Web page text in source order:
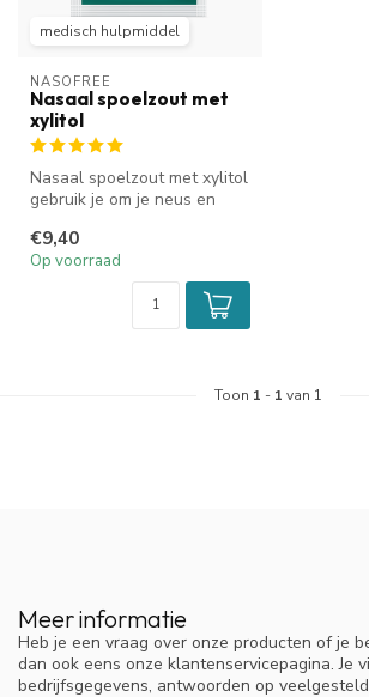
medisch hulpmiddel
NASOFREE
Nasaal spoelzout met
xylitol
Nasaal spoelzout met xylitol
gebruik je om je neus en
€9,40
Op voorraad
Toon 1 - 1 van 1
Meer informatie
Heb je een vraag over onze producten of je
dan ook eens onze klantenservicepagina. Je
bedrijfsgegevens, antwoorden op